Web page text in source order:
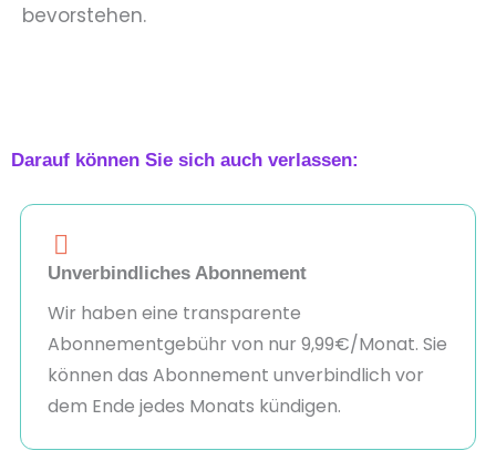
bevorstehen.
Darauf können Sie sich auch verlassen:
Unverbindliches Abonnement
Wir haben eine transparente
Abonnementgebühr von nur 9,99€/Monat. Sie
können das Abonnement unverbindlich vor
dem Ende jedes Monats kündigen.